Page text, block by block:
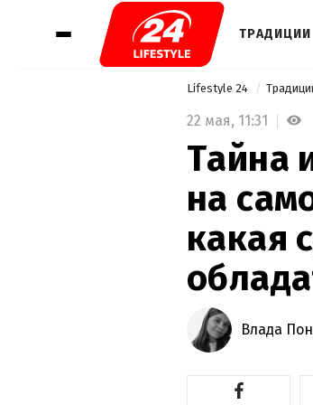
ТРАДИЦИИ
Lifestyle 24
22 мая, 11:31
Тайна
на
какая
Влада